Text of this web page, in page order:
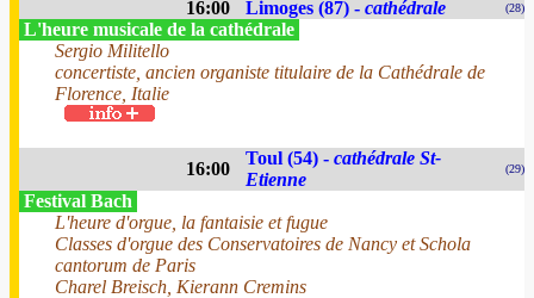
16:00 Limoges (87) - cathédrale (28)
L'heure musicale de la cathédrale
Sergio Militello
concertiste, ancien organiste titulaire de la Cathédrale de
Florence, Italie
16:00
Toul (54) - cathédrale St-
Etienne
(29)
Festival Bach
L'heure d'orgue, la fantaisie et fugue
Classes d'orgue des Conservatoires de Nancy et Schola
cantorum de Paris
Charel Breisch, Kierann Cremins